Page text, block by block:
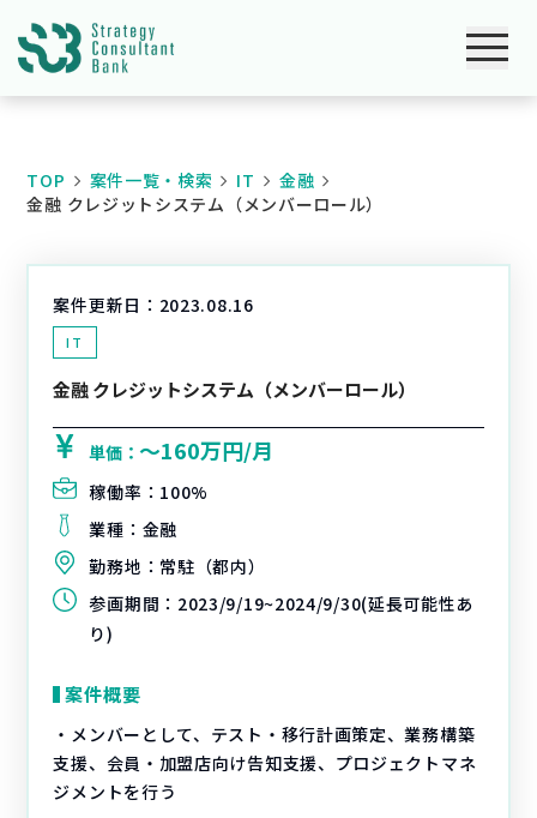
TOP 案件一覧・検索 IT
金融
金融 クレジットシステム（メンバーロール）
案件更新日： 2023.08.16
IT
金融 クレジットシステム（メンバーロール）
単価：〜160万円/月
稼働率： 100%
業種： 金融
勤務地： 常駐（都内）
参画期間： 2023/9/19~2024/9/30(延長可能性あ
り)
案件概要
・メンバーとして、テスト・移行計画策定、業務構築
支援、会員・加盟店向け告知支援、プロジェクトマネ
ジメントを行う